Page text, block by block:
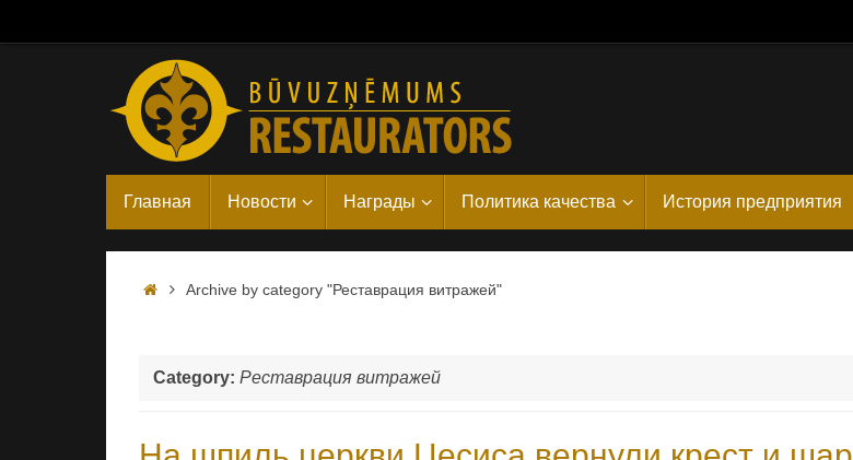
content
Главная Новости Награды Политика качества История предприятия
HomeArchive by category "Реставрация витражей"
Category: Реставрация витражей